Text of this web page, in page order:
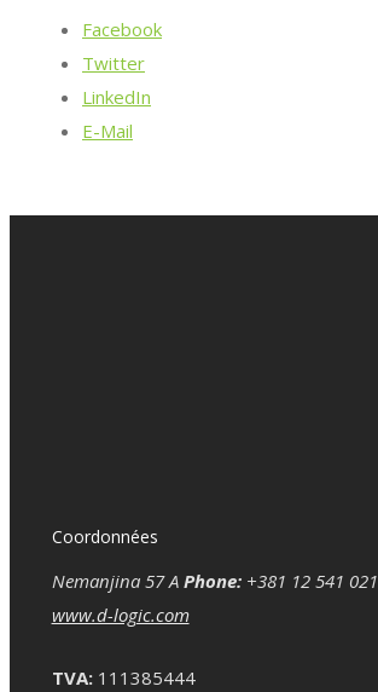
Facebook
Twitter
LinkedIn
E-Mail
Coordonnées
Nemanjina 57 A Phone:+381 12 541 021
www.d-logic.com
TVA:111385444